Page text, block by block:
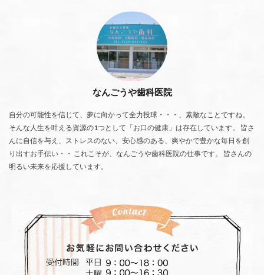
なんごうや歯科医院
自分の可能性を信じて、夢に向かって全力投球・・・、素敵なことですね。
そんな人生を叶える資源の1つとして「お口の健康」は存在しています。 皆さ
んに自信を与え、ストレスのない、安心感のある、爽やかで豊かな毎日を創
り出すお手伝い・・ これこそが、なんごうや歯科医院の仕事です。 皆さんの
明るい未来を応援しています。